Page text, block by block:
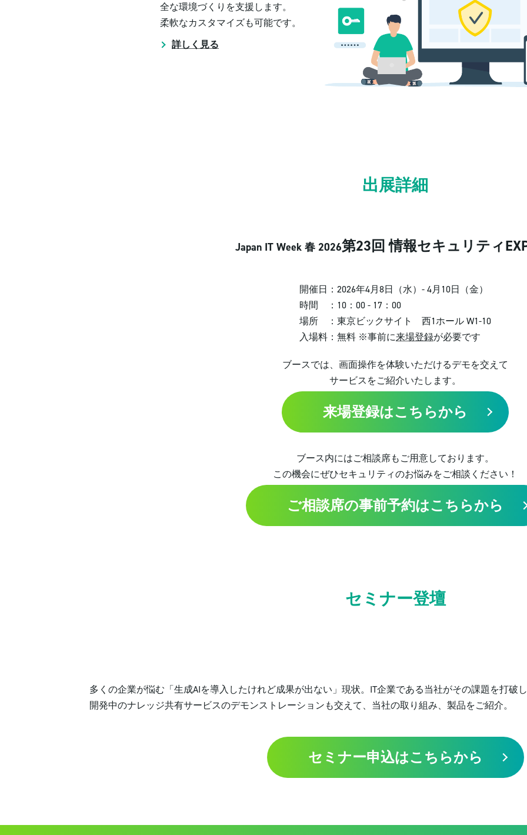
全な環境づくりを支援します。
柔軟なカスタマイズも可能です。
詳しく見る
出展詳細
Japan IT Week 春 2026第23回 情報セキュリティ
開催日： 2026年4月8日（水）- 4月10日（金）
時間 ： 10：00 - 17：00
場所 ： 東京ビックサイト 西1ホール W1-10
入場料： 無料 ※事前に来場登録が必要です
ブースでは、画面操作を体験いただけるデモを交えて
サービスをご紹介いたします。
来場登録はこちらから
ブース内にはご相談席もご用意しております。
この機会にぜひセキュリティのお悩みをご相談ください！
ご相談席の事前予約はこちらから
セミナー登壇
多くの企業が悩む「生成AIを導入したけれど成果が出ない」現状。IT企業である当社がその課題を打破
開発中のナレッジ共有サービスのデモンストレーションも交えて、当社の取り組み、製品をご紹介。
セミナー申込はこちらから